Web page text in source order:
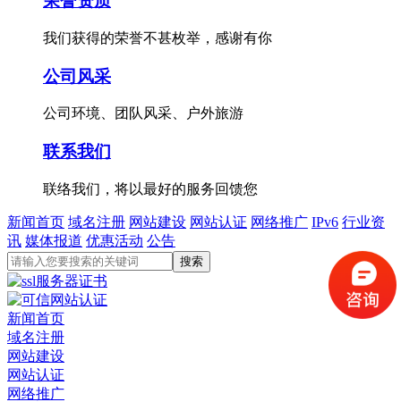
我们获得的荣誉不甚枚举，感谢有你
公司风采
公司环境、团队风采、户外旅游
联系我们
联络我们，将以最好的服务回馈您
新闻首页 域名注册 网站建设 网站认证 网络推广 IPv6 行业资
讯 媒体报道 优惠活动 公告
新闻首页
域名注册
网站建设
网站认证
网络推广